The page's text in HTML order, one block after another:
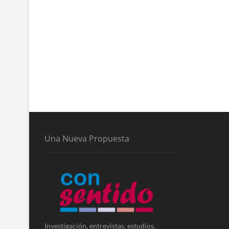
Una Nueva Propuesta
Investigación, entrevistas, estudios,